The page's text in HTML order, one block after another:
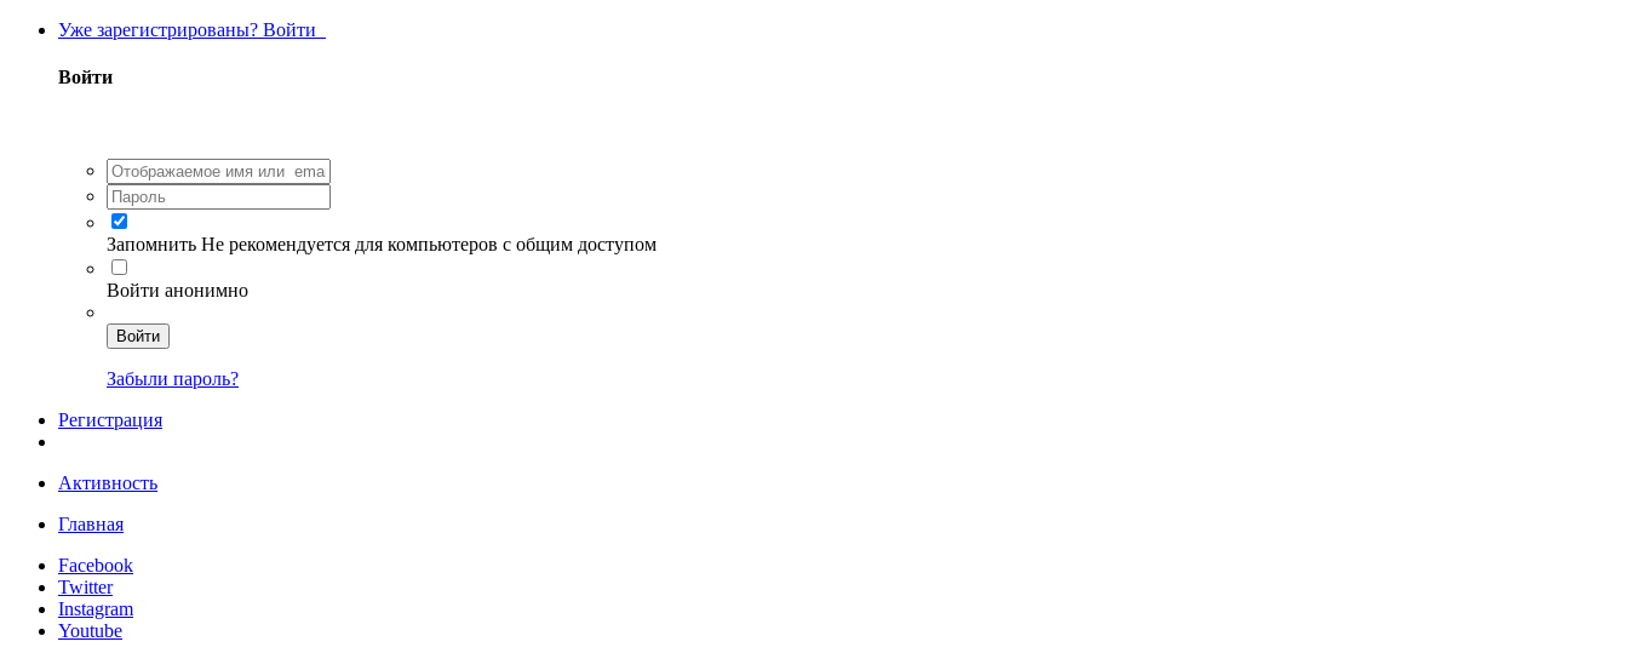
Уже зарегистрированы? Войти
Войти
Запомнить Не рекомендуется для компьютеров с общим доступом
Войти анонимно
Войти
Забыли пароль?
Регистрация
Активность
Главная
Facebook
Twitter
Instagram
Youtube